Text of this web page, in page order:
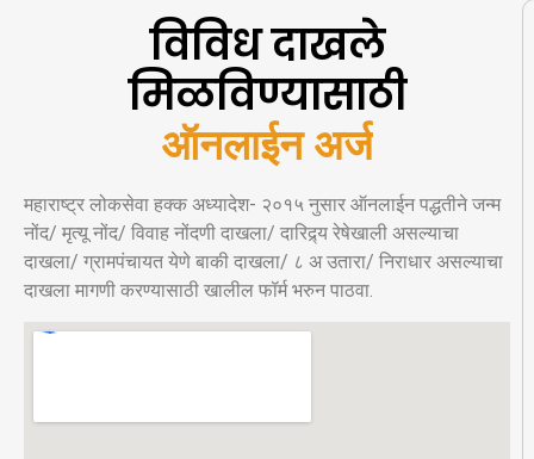
विविध दाखले
मिळविण्यासाठी
ऑनलईन अर
महाराष्ट्र लोकसेवा हक्क अध्यादेश- २०१५ नुसार ऑनलाईन पद्धतीने जन्म
नोंद/ मृत्यू नोंद/ विवाह नोंदणी दाखला/ दारिद्र्य रेषेखाली असल्याचा
दाखला/ ग्रामपंचायत येणे बाकी दाखला/ ८ अ उतारा/ निराधार असल्याचा
दाखला मागणी करण्यासाठी खालील फॉर्म भरुन पाठवा.